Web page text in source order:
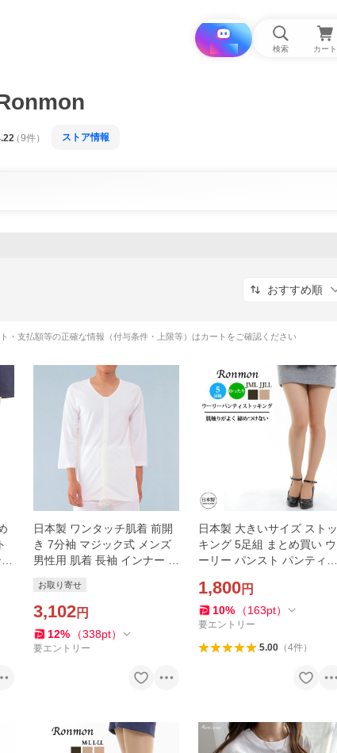
i と探す 検索 カート
（9件） ストア情報
おすすめ順
・支払額等の正確な情報（付与条件・上限等）はカートをご確認ください
日本製 ワンタッチ肌着 前開
き 7分袖 マジック式 メンズ
男性用 肌着 長袖 インナー ア
ツ シャツ 介護用肌着 綿10
0% 介護 大人 白
お取り寄せ
3,102円
12% （338pt）
要エントリー
日本製 大きいサイズ ストッ
キング 5足組 まとめ買い ウ
ーリー パンスト パンティー
ィーホース パンスト レッグ
ウェア レディース
1,800円
10% （163pt）
要エントリー
5.00（4件）